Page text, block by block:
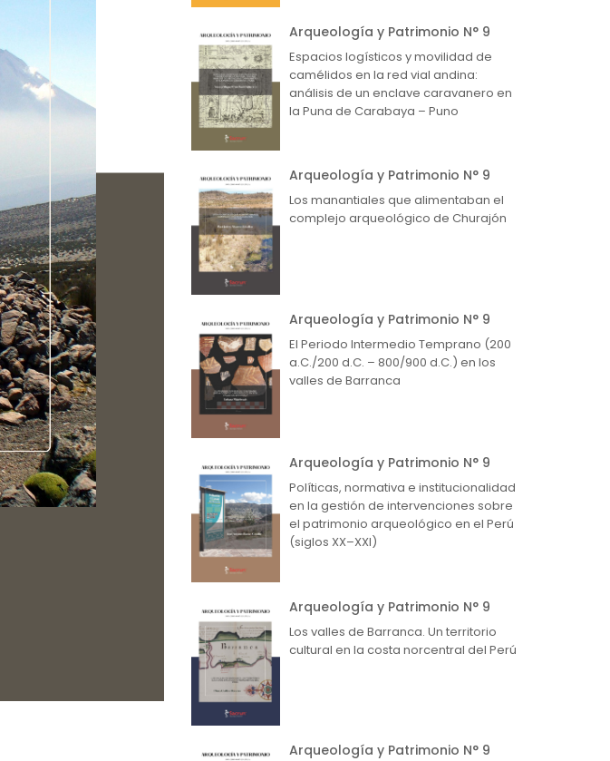
Arqueología y Patrimonio N° 9
Espacios logísticos y movilidad de
camélidos en la red vial andina:
análisis de un enclave caravanero en
la Puna de Carabaya – Puno
Arqueología y Patrimonio N° 9
Los manantiales que alimentaban el
complejo arqueológico de Churajón
Arqueología y Patrimonio N° 9
El Periodo Intermedio Temprano (200
a.C./200 d.C. – 800/900 d.C.) en los
valles de Barranca
Arqueología y Patrimonio N° 9
Políticas, normativa e institucionalidad
en la gestión de intervenciones sobre
el patrimonio arqueológico en el Perú
(siglos XX–XXI)
Arqueología y Patrimonio N° 9
Los valles de Barranca. Un territorio
cultural en la costa norcentral del Perú
Arqueología y Patrimonio N° 9